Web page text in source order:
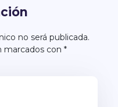
no será publicada.
marcados con *